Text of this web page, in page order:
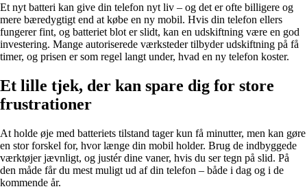
Et nyt batteri kan give din telefon nyt liv – og det er ofte billigere og
mere bæredygtigt end at købe en ny mobil. Hvis din telefon ellers
fungerer fint, og batteriet blot er slidt, kan en udskiftning være en god
investering. Mange autoriserede værksteder tilbyder udskiftning på få
timer, og prisen er som regel langt under, hvad en ny telefon koster.
Et lille tjek, der kan spare dig for store
frustrationer
At holde øje med batteriets tilstand tager kun få minutter, men kan gøre
en stor forskel for, hvor længe din mobil holder. Brug de indbyggede
værktøjer jævnligt, og justér dine vaner, hvis du ser tegn på slid. På
den måde får du mest muligt ud af din telefon – både i dag og i de
kommende år.